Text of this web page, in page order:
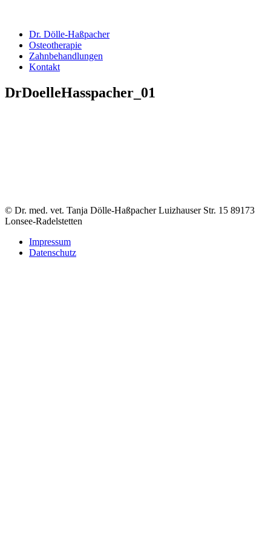
Dr. Dölle-Haßpacher
Osteotherapie
Zahnbehandlungen
Kontakt
DrDoelleHasspacher_01
© Dr. med. vet. Tanja Dölle-Haßpacher Luizhauser Str. 15 89173
Lonsee-Radelstetten
Impressum
Datenschutz